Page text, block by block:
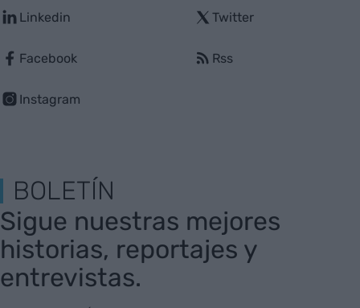
Linkedin
Facebook
Instagram
Twitter
Rss
BOLETÍN
Sigue nuestras mejores
historias, reportajes y
entrevistas.